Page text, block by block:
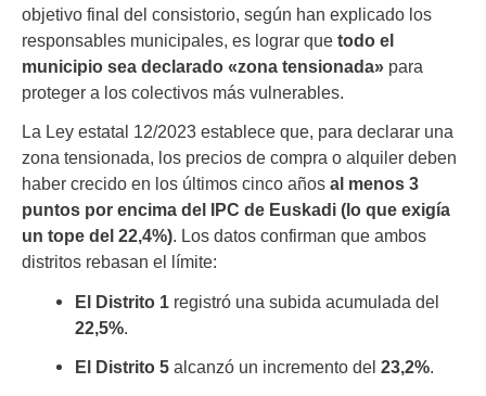
objetivo final del consistorio, según han explicado los
responsables municipales, es lograr que todo el
municipio sea declarado «zona tensionada» para
proteger a los colectivos más vulnerables.
La Ley estatal 12/2023 establece que, para declarar una
zona tensionada, los precios de compra o alquiler deben
haber crecido en los últimos cinco años al menos 3
puntos por encima del IPC de Euskadi (lo que exigía
un tope del 22,4%). Los datos confirman que ambos
distritos rebasan el límite:
El Distrito 1 registró una subida acumulada del
22,5%
El Distrito 5 alcanzó un incremento del23,2%.